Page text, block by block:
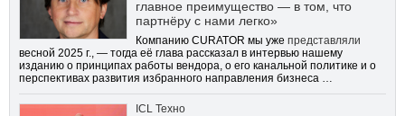
главное преимущество — в том, что
партнёру с нами легко»
Компанию CURATOR мы уже представляли
весной 2025 г., — тогда её глава рассказал в интервью нашему
изданию о принципах работы вендора, о его канальной политике и о
перспективах развития избранного направления бизнеса …
ICL Техно